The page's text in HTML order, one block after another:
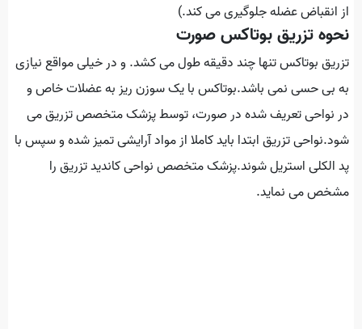
از انقباض عضله جلوگیری می کند.)
نحوه تزریق بوتاکس صورت
تزریق بوتاکس تنها چند دقیقه طول می کشد. و در خیلی مواقع نیازی
به بی حسی نمی باشد.بوتاکس با یک سوزن ریز به عضلات خاص و
در نواحی تعریف شده در صورت، توسط پزشک متخصص تزریق می
شود.نواحی تزریق ابتدا باید کاملا از مواد آرایشی تمیز شده و سپس با
پد الکلی استریل شوند.پزشک متخصص نواحی کاندید تزریق را
مشخص می نماید.